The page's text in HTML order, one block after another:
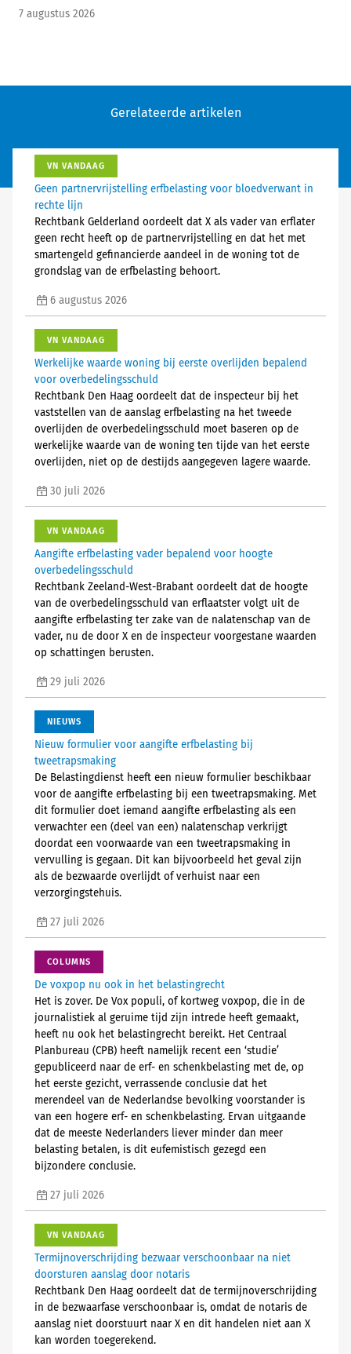
7 augustus 2026
Gerelateerde artikelen
VN VANDAAG
Geen partnervrijstelling erfbelasting voor bloedverwant in
rechte lijn
Rechtbank Gelderland oordeelt dat X als vader van erflater
geen recht heeft op de partnervrijstelling en dat het met
smartengeld gefinancierde aandeel in de woning tot de
grondslag van de erfbelasting behoort.
6 augustus 2026
VN VANDAAG
Werkelijke waarde woning bij eerste overlijden bepalend
voor overbedelingsschuld
Rechtbank Den Haag oordeelt dat de inspecteur bij het
vaststellen van de aanslag erfbelasting na het tweede
overlijden de overbedelingsschuld moet baseren op de
werkelijke waarde van de woning ten tijde van het eerste
overlijden, niet op de destijds aangegeven lagere waarde.
30 juli 2026
VN VANDAAG
Aangifte erfbelasting vader bepalend voor hoogte
overbedelingsschuld
Rechtbank Zeeland-West-Brabant oordeelt dat de hoogte
van de overbedelingsschuld van erflaatster volgt uit de
aangifte erfbelasting ter zake van de nalatenschap van de
vader, nu de door X en de inspecteur voorgestane waarden
op schattingen berusten.
29 juli 2026
NIEUWS
Nieuw formulier voor aangifte erfbelasting bij
tweetrapsmaking
De Belastingdienst heeft een nieuw formulier beschikbaar
voor de aangifte erfbelasting bij een tweetrapsmaking. Met
dit formulier doet iemand aangifte erfbelasting als een
verwachter een (deel van een) nalatenschap verkrijgt
doordat een voorwaarde van een tweetrapsmaking in
vervulling is gegaan. Dit kan bijvoorbeeld het geval zijn
als de bezwaarde overlijdt of verhuist naar een
verzorgingstehuis.
27 juli 2026
COLUMNS
De voxpop nu ook in het belastingrecht
Het is zover. De Vox populi, of kortweg voxpop, die in de
journalistiek al geruime tijd zijn intrede heeft gemaakt,
heeft nu ook het belastingrecht bereikt. Het Centraal
Planbureau (CPB) heeft namelijk recent een ‘studie’
gepubliceerd naar de erf- en schenkbelasting met de, op
het eerste gezicht, verrassende conclusie dat het
merendeel van de Nederlandse bevolking voorstander is
van een hogere erf- en schenkbelasting. Ervan uitgaande
dat de meeste Nederlanders liever minder dan meer
belasting betalen, is dit eufemistisch gezegd een
bijzondere conclusie.
27 juli 2026
VN VANDAAG
Termijnoverschrijding bezwaar verschoonbaar na niet
doorsturen aanslag door notaris
Rechtbank Den Haag oordeelt dat de termijnoverschrijding
in de bezwaarfase verschoonbaar is, omdat de notaris de
aanslag niet doorstuurt naar X en dit handelen niet aan X
kan worden toegerekend.